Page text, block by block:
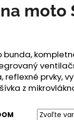
moto
bunda,
reflexné prvky,
z